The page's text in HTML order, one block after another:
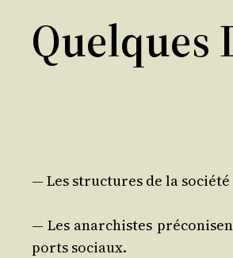
Quelques
— Les struc­tures de la
— Les anar­chistes
ports sociaux.